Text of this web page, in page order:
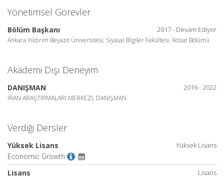
Yönetimsel Görevler
2017 - Devam Ediyor
Bölüm Başkanı
Ankara Yıldırım Beyazıt Üniversitesi, Siyasal Bilgiler Fakültesi, İktisat Bölümü
Akademi Dışı Deneyim
2016 - 2022
DANIŞMAN
İRAN ARAŞTIRMALARI MERKEZİ, DANIŞMAN
Verdiği Dersler
Yüksek Lisans
Yüksek Lisans
Economic Growth
Lisans
Lisans